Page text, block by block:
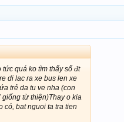
quá ko tìm thấy số đt
di lac ra xe bus len xe
trẻ da tu ve nha (con
giống từ thiện)Thay o kia
có, bat nguoi ta tra tien